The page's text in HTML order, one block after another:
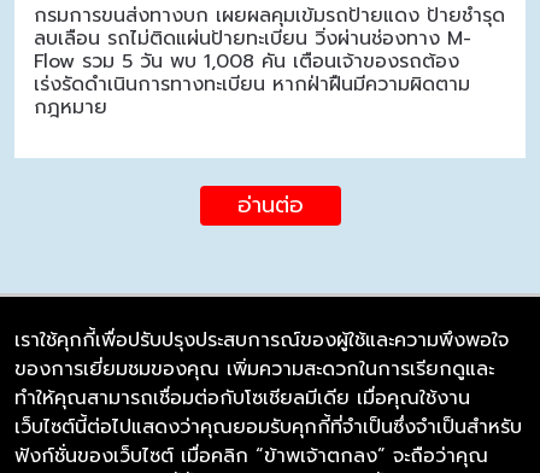
กรมการขนส่งทางบก เผยผลคุมเข้มรถป้ายแดง ป้ายชำรุด
ลบเลือน รถไม่ติดแผ่นป้ายทะเบียน วิ่งผ่านช่องทาง M-
Flow รวม 5 วัน พบ 1,008 คัน เตือนเจ้าของรถต้อง
เร่งรัดดำเนินการทางทะเบียน หากฝ่าฝืนมีความผิดตาม
กฎหมาย
อ่านต่อ
บริษัท ซิมลิงค์ จำกัด
98/226 Bangrakyai-Baanmai Road,
Bangyai, Nonthaburi 11140
เราใช้คุกกี้เพื่อปรับปรุงประสบการณ์ของผู้ใช้และความพึงพอใจ
ของการเยี่ยมชมของคุณ เพิ่มความสะดวกในการเรียกดูและ
ทำให้คุณสามารถเชื่อมต่อกับโซเชียลมีเดีย เมื่อคุณใช้งาน
เว็บไซต์นี้ต่อไปแสดงว่าคุณยอมรับคุกกี้ที่จำเป็นซึ่งจำเป็นสำหรับ
ฟังก์ชั่นของเว็บไซต์ เมื่อคลิก “ข้าพเจ้าตกลง” จะถือว่าคุณ